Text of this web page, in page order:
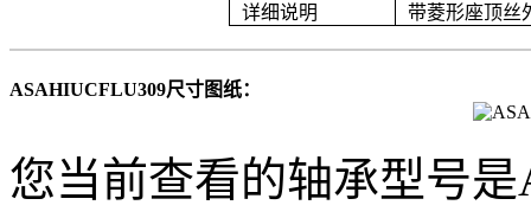
详细说明
带菱形座顶丝
ASAHIUCFLU309尺寸图纸：
您当前查看的轴承型号